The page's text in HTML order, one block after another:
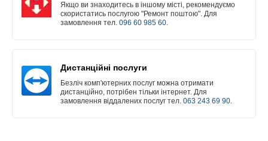
Якщо ви знаходитесь в іншому місті, рекомендуємо
скористатись послугою "Ремонт поштою". Для
замовлення тел. 096 60 985 60.
Дистанційні послуги
Безліч комп'ютерних послуг можна отримати
дистанційно, потрібен тільки інтернет. Для
замовлення віддалених послуг тел. 063 243 69 90.